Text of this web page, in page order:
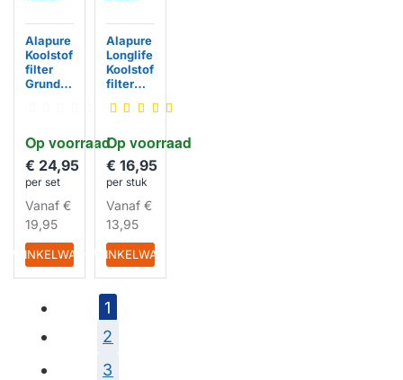
HUISMERK
Op voorraad
Alapure
Koolstof
filter
Grundig
009
(2St.)
€ 24,95
per set
Vanaf €
19,95
WINKELWAGEN
HUISMERK
Op voorraad
Alapure
Longlife
Koolstof
filter
t voor
€ 16,95
per stuk
Vanaf€
13,95
IN WINKELWAGEN
1
2
3